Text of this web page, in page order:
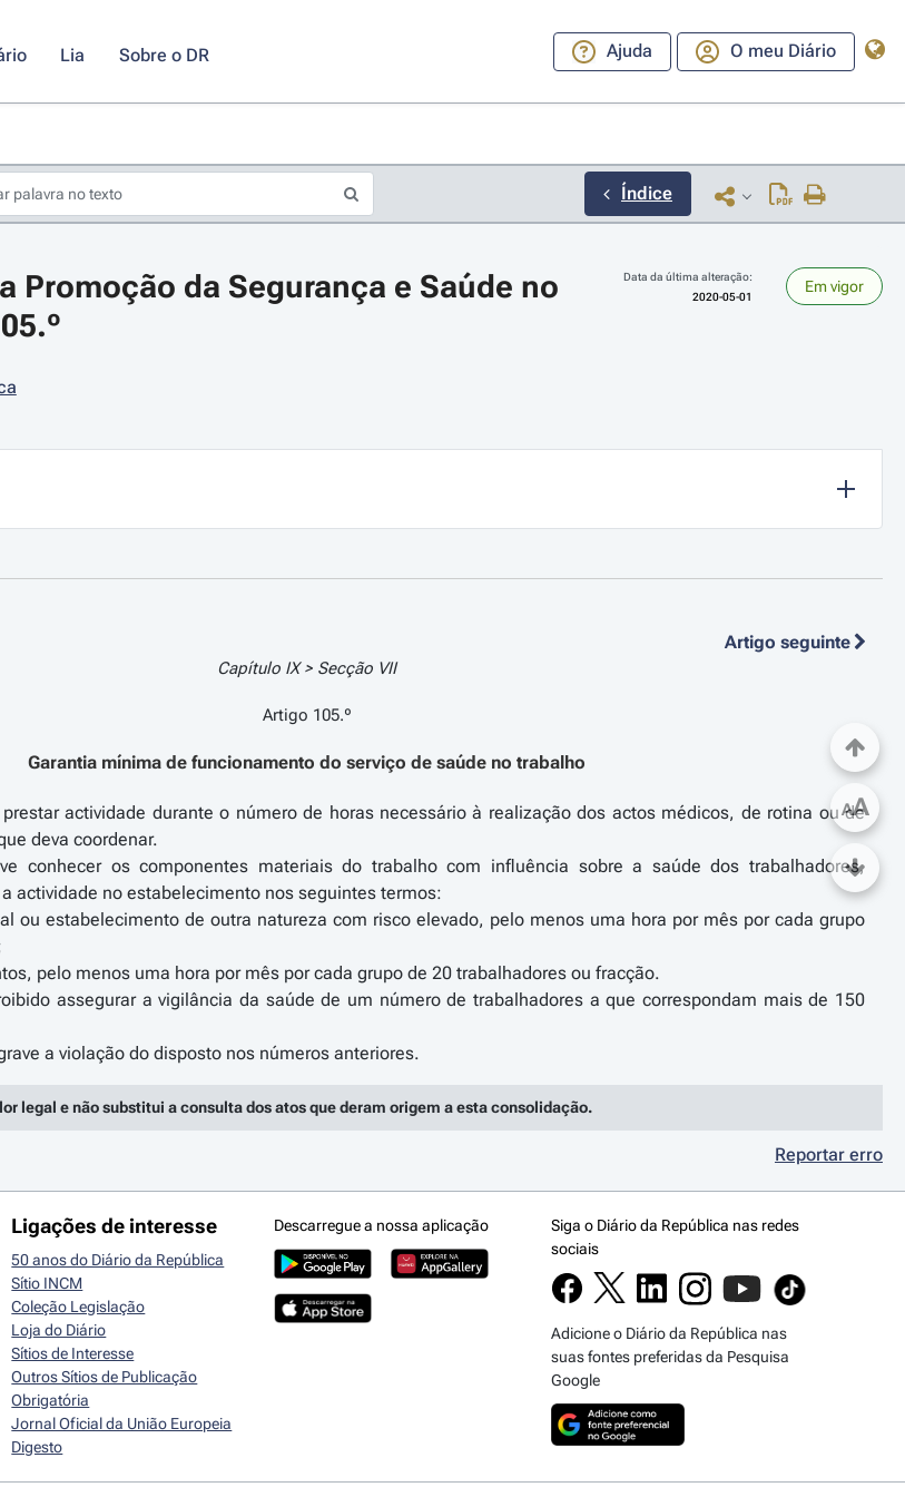
Lia Sobre o DR Ajuda O meu Diário
Índice
pelos dias do calendário; Use cmd ou ctrl + seta para a direita ou esquerda para navegar pelos meses; Use cmd ou ctrl +
Promoção da Segurança e Saúde no
Data da última alteração:
2020-05-01
Em vigor
Artigo seguinte
Capítulo IX > Secção VII
Artigo 105.º
Garantia mínima de funcionamento do serviço de saúde no trabalho
actividade durante o número de horas necessário à realização dos actos médicos, de rotina ou de
deva coordenar.
conhecer os componentes materiais do trabalho com influência sobre a saúde dos trabalhadores,
actividade no estabelecimento nos seguintes termos:
ou estabelecimento de outra natureza com risco elevado, pelo menos uma hora por mês por cada grupo
pelo menos uma hora por mês por cada grupo de 20 trabalhadores ou fracção.
assegurar a vigilância da saúde de um número de trabalhadores a que correspondam mais de 150
legal e não substitui a consulta dos atos que deram origem a esta consolidação.
Reportar erro
AA
Ligações de interesse
50 anos do Diário da República
Sítio INCM
Coleção Legislação
Loja do Diário
Sítios de Interesse
Outros Sítios de Publicação
Obrigatória
Jornal Oficial da União Europeia
Digesto
Descarregue a nossa aplicação
Siga o Diário da República nas redes
sociais
Adicione o Diário da República nas
suas fontes preferidas da Pesquisa
Google